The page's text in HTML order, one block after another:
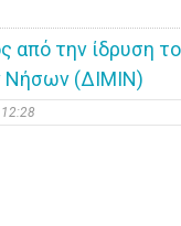
από την ίδρυση
Νήσων (ΔΙΜΙΝ)